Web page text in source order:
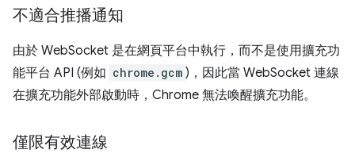
不適合推播通知
由於 WebSocket 是在網頁平台中執行，而不是使用擴充功
能平台 API (例如 chrome.gcm )，因此當 WebSocket 連線
在擴充功能外部啟動時，Chrome 無法喚醒擴充功能。
僅限有效連線